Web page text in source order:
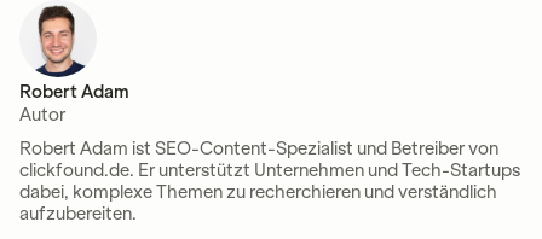
Robert Adam
Autor
Robert Adam ist SEO-Content-Spezialist und Betreiber von
clickfound.de. Er unterstützt Unternehmen und Tech-Startups
dabei, komplexe Themen zu recherchieren und verständlich
aufzubereiten.